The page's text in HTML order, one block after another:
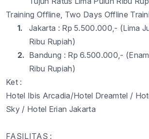
Training Offline, Two Days Offline
1.
Jakarta : Rp 5.500.000,- (Lima
Ribu Rupiah)
2. Bandung : Rp 6.500.000,-
Ribu Rupiah)
Ket :
Hotel Ibis Arcadia/Hotel Dreamtel /
Sky / Hotel Erian Jakarta
FASILITAS :